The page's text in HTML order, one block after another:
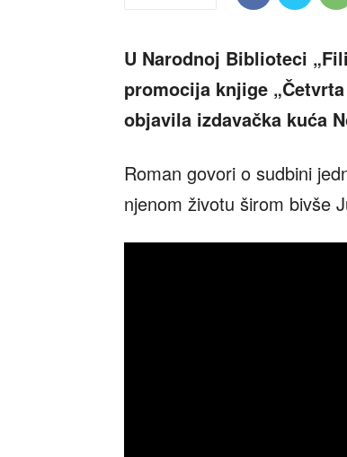
U Narodnoj Biblioteci
promocija knjige
objavila izdavačka kuća
Roman govori o sudbini
njenom životu širom bivše